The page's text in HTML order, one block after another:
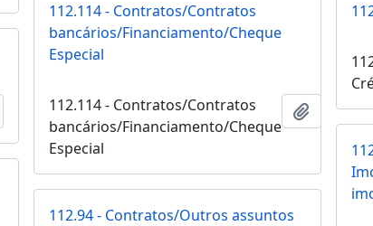
112.114 - Contratos/Contratos
bancários/Financiamento/Cheque
Especial
112.114 - Contratos/Contratos
bancários/Financiamento/Cheque
Especial
Adicionar a área de transferência
112.94 - Contratos/Outros assuntos